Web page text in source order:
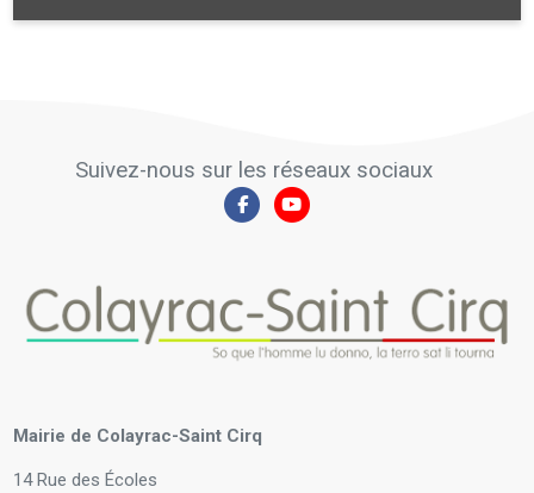
Suivez-nous sur les réseaux sociaux
Mairie de Colayrac-Saint Cirq
14 Rue des Écoles